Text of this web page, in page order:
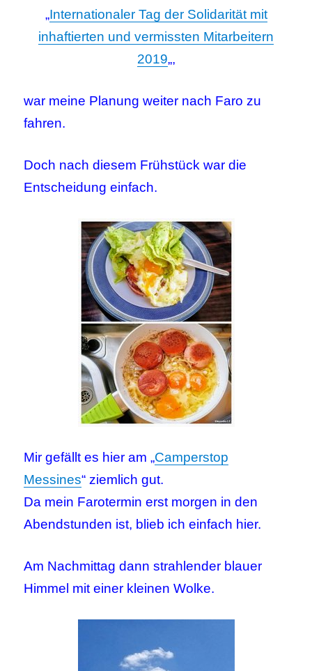
„Internationaler Tag der Solidarität mit
inhaftierten und vermissten Mitarbeitern
2019„,
war meine Planung weiter nach Faro zu
fahren.
Doch nach diesem Frühstück war die
Entscheidung einfach.
Mir gefällt es hier am „Camperstop
Messines“ ziemlich gut.
Da mein Farotermin erst morgen in den
Abendstunden ist, blieb ich einfach hier.
Am Nachmittag dann strahlender blauer
Himmel mit einer kleinen Wolke.